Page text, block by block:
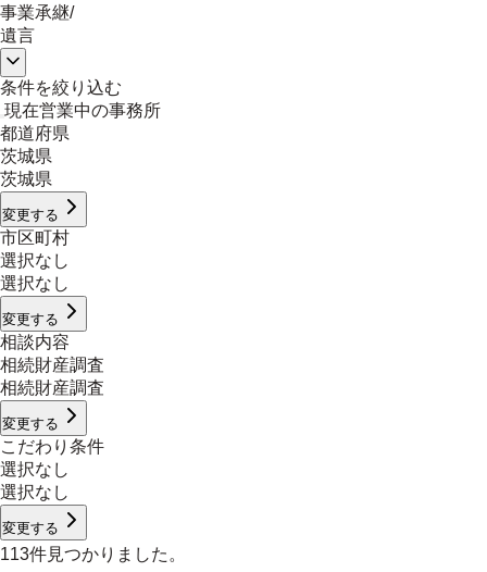
事業承継/
遺言
条件を絞り込む
現在営業中の事務所
都道府県
茨城県
茨城県
変更する
市区町村
選択なし
選択なし
変更する
相談内容
相続財産調査
相続財産調査
変更する
こだわり条件
選択なし
選択なし
変更する
113件見つかりました。